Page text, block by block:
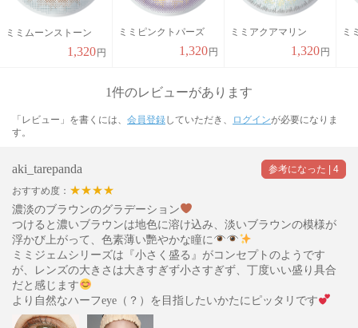
ミミムーンストーン
1,320 円
ミミピンクトパーズ
1,320 円
ミミアクアマリン
1,320 円
ミ
1件のレビューがあります
「レビュー」を書くには、 会員登録していただき、 ログインが必要になりま
す。
aki_tarepanda
おすすめ度： ★★★★
濃淡のブラウンのグラデーション
つけると濃いブラウンは地色に溶け込み、淡いブラウンの模様が
浮かび上がって、色素薄い艷やかな瞳に
ミミジェムシリーズは『小さく盛る』がコンセプトのようです
が、レンズの大きさは大きすぎず小さすぎず、丁度いい盛り具合
だと感じます
より自然なハーフeye（？）を目指したいかたにピッタリです